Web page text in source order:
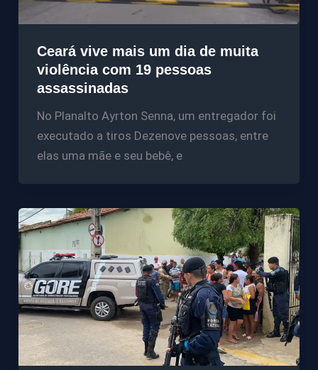
Ceará vive mais um dia de muita
violência com 19 pessoas
assassinadas
No Planalto Ayrton Senna, um entregador foi
executado a tiros Dezenove pessoas, entre
elas uma mãe e seu bebê, e